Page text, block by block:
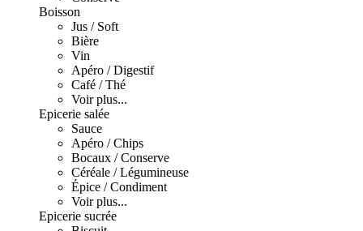
Boisson
Jus / Soft
Bière
Vin
Apéro / Digestif
Café / Thé
Voir plus...
Epicerie salée
Sauce
Apéro / Chips
Bocaux / Conserve
Céréale / Légumineuse
Épice / Condiment
Voir plus...
Epicerie sucrée